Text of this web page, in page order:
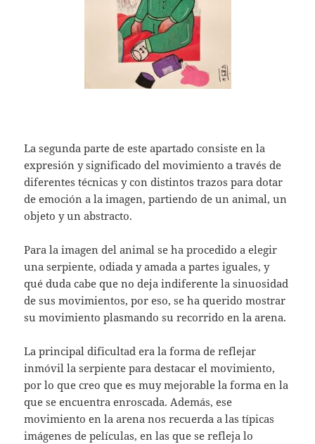
La segunda parte de este apartado consiste en la
expresión y significado del movimiento a través de
diferentes técnicas y con distintos trazos para dotar
de emoción a la imagen, partiendo de un animal, un
objeto y un abstracto.
Para la imagen del animal se ha procedido a elegir
una serpiente, odiada y amada a partes iguales, y
qué duda cabe que no deja indiferente la sinuosidad
de sus movimientos, por eso, se ha querido mostrar
su movimiento plasmando su recorrido en la arena.
La principal dificultad era la forma de reflejar
inmóvil la serpiente para destacar el movimiento,
por lo que creo que es muy mejorable la forma en la
que se encuentra enroscada. Además, ese
movimiento en la arena nos recuerda a las típicas
imágenes de películas, en las que se refleja lo